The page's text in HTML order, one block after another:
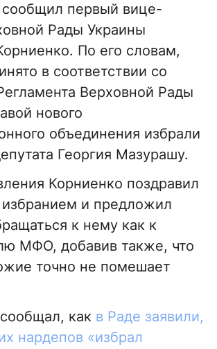
сообщил первый вице-
Рады Украины
По его словам,
в соответствии со
Верховной Рады
нового
объединения избрали
Георгия Мазурашу.
Корниенко поздравил
и предложил
к нему как к
МФО, добавив также, что
точно не помешает
как в Раде заявили,
нардепов «избрал